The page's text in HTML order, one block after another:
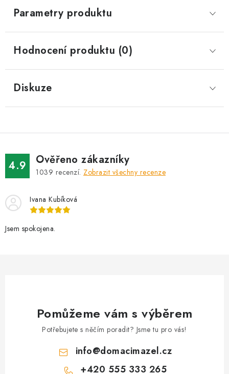
Parametry produktu
Hodnocení produktu (0)
Diskuze
4.9 Ověřeno zákazníky
1039 recenzí. Zobrazit všechny recenze
Ivana Kubíková
Jsem spokojena.
Pomůžeme vám s výběrem
Potřebujete s něčím poradit? Jsme tu pro vás!
info@domacimazel.cz
+420 555 333 265